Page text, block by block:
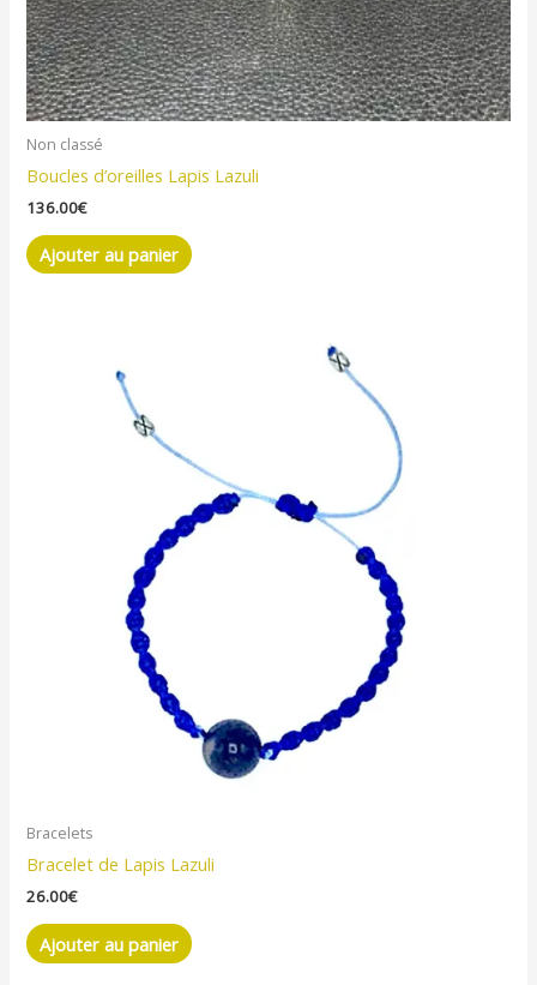
Non classé
Boucles d’oreilles Lapis Lazuli
136.00€
Ajouter au panier
Bracelets
Bracelet de Lapis Lazuli
26.00€
Ajouter au panier